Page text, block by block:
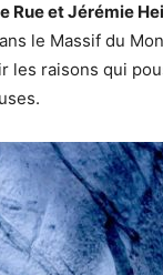
Rue et Jérémie
le Massif du
les raisons qui